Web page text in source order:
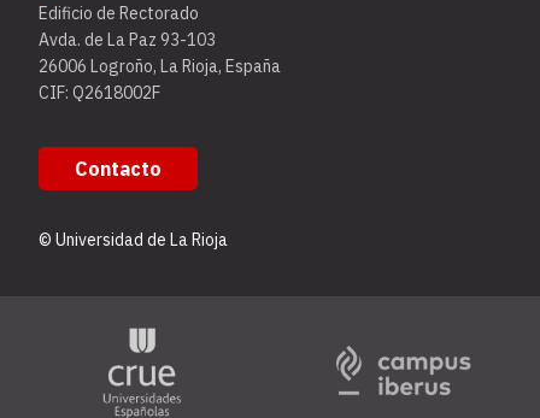
Edificio de Rectorado
Avda. de La Paz 93-103
26006 Logroño, La Rioja, España
CIF: Q2618002F
Contacto
© Universidad de La Rioja